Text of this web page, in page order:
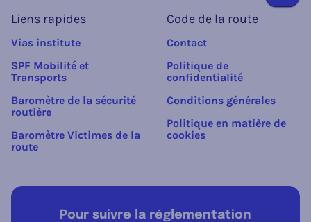
Liens rapides
Vias institute
SPF Mobilité et
Transports
Baromètre de la sécurité
routière
Baromètre Victimes de la
route
Code de la route
Contact
Politique de
confidentialité
Conditions générales
Politique en matière de
cookies
Pour suivre la réglementation